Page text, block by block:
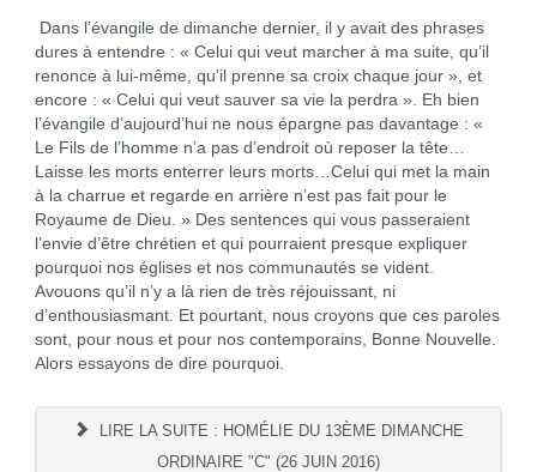
Dans l’évangile de dimanche dernier, il y avait des phrases
dures à entendre : « Celui qui veut marcher à ma suite, qu’il
renonce à lui-même, qu’il prenne sa croix chaque jour », et
encore : « Celui qui veut sauver sa vie la perdra ». Eh bien
l’évangile d’aujourd’hui ne nous épargne pas davantage : «
Le Fils de l’homme n’a pas d’endroit où reposer la tête…
Laisse les morts enterrer leurs morts…Celui qui met la main
à la charrue et regarde en arrière n’est pas fait pour le
Royaume de Dieu. » Des sentences qui vous passeraient
l’envie d’être chrétien et qui pourraient presque expliquer
pourquoi nos églises et nos communautés se vident.
Avouons qu’il n’y a là rien de très réjouissant, ni
d’enthousiasmant. Et pourtant, nous croyons que ces paroles
sont, pour nous et pour nos contemporains, Bonne Nouvelle.
Alors essayons de dire pourquoi.
LIRE LA SUITE : HOMÉLIE DU 13ÈME DIMANCHE
ORDINAIRE "C" (26 JUIN 2016)